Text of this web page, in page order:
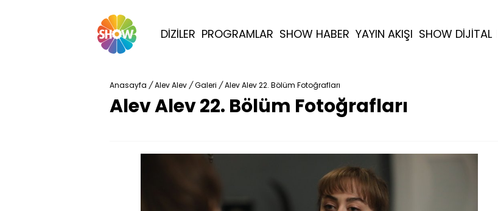
DİZİLER PROGRAMLAR SHOW HABER YAYIN AKIŞI SHOW DİJİTAL
Anasayfa / Alev Alev / Galeri / Alev Alev 22. Bölüm Fotoğrafları
Alev Alev 22. Bölüm Fotoğrafları